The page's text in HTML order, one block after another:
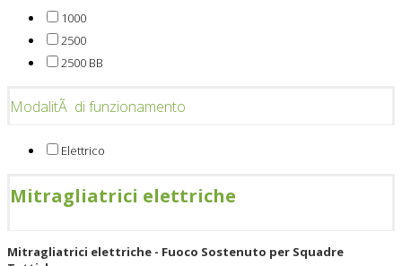
1000
2500
2500 BB
ModalitÃ di funzionamento
Elettrico
Mitragliatrici elettriche
Mitragliatrici elettriche - Fuoco Sostenuto per Squadre